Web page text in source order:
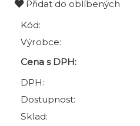
Přidat do oblíbených
Kód:
Výrobce:
Cena s DPH:
DPH:
Dostupnost:
Sklad: